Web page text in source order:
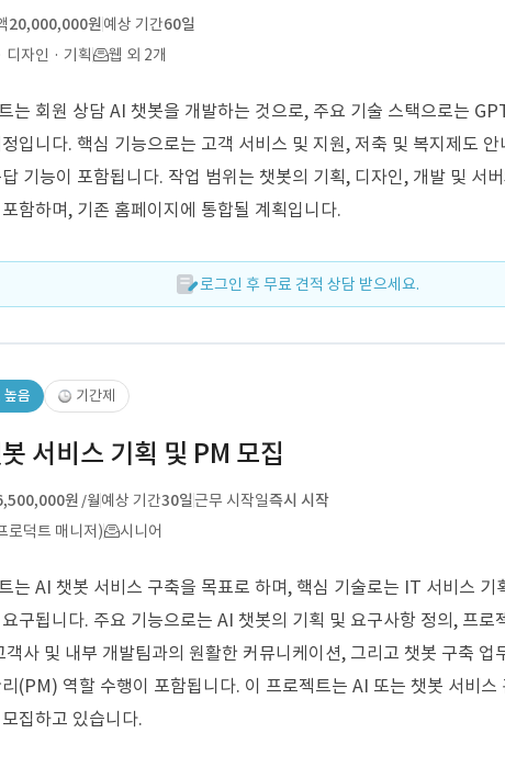
20,000,000원예상 기간60일
디자인 · 기획
웹 외 2개
는 회원 상담 AI 챗봇을 개발하는 것으로, 주요 기술 스택으로는
입니다. 핵심 기능으로는 고객 서비스 및 지원, 저축 및 복지제도 안
기능이 포함됩니다. 작업 범위는 챗봇의 기획, 디자인, 개발 및 서
함하며, 기존 홈페이지에 통합될 계획입니다.
로그인 후 무료 견적 상담 받으세요.
높음 기간제
서비스 기획 및 PM 모집
원 /월예상 기간30일근무 시작일즉시 시작
로덕트 매니저)
시니어
는 AI 챗봇 서비스 구축을 목표로 하며, 핵심 기술로는 IT 서비스 기
구됩니다. 주요 기능으로는 AI 챗봇의 기획 및 요구사항 정의, 프로
객사 및 내부 개발팀과의 원활한 커뮤니케이션, 그리고 챗봇 구축 업
(PM) 역할 수행이 포함됩니다. 이 프로젝트는 AI 또는 챗봇 서비스
집하고 있습니다.